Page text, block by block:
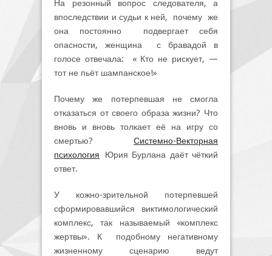
На резонный вопрос следователя, а
впоследствии и судьи к ней, почему же
она постоянно подвергает себя
опасности, женщина с бравадой в
голосе отвечала: « Кто не рискует, —
тот не пьёт шампанское!»
Почему же потерпевшая не смогла
отказаться от своего образа жизни? Что
вновь и вновь толкает её на игру со
смертью?
Системно-Векторная
психология
Юрия Бурлана даёт чёткий
ответ.
У кожно-зрительной потерпевшей
сформировавшийся виктимологический
комплекс, так называемый «комплекс
жертвы». К подобному негативному
жизненному сценарию ведут